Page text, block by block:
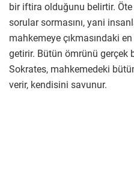
bir iftira olduğunu belirtir.
sorular sormasını, yani
mahkemeye çıkmasındaki
getirir. Bütün ömrünü gerçek
Sokrates, mahkemedeki
verir, kendisini savunur.